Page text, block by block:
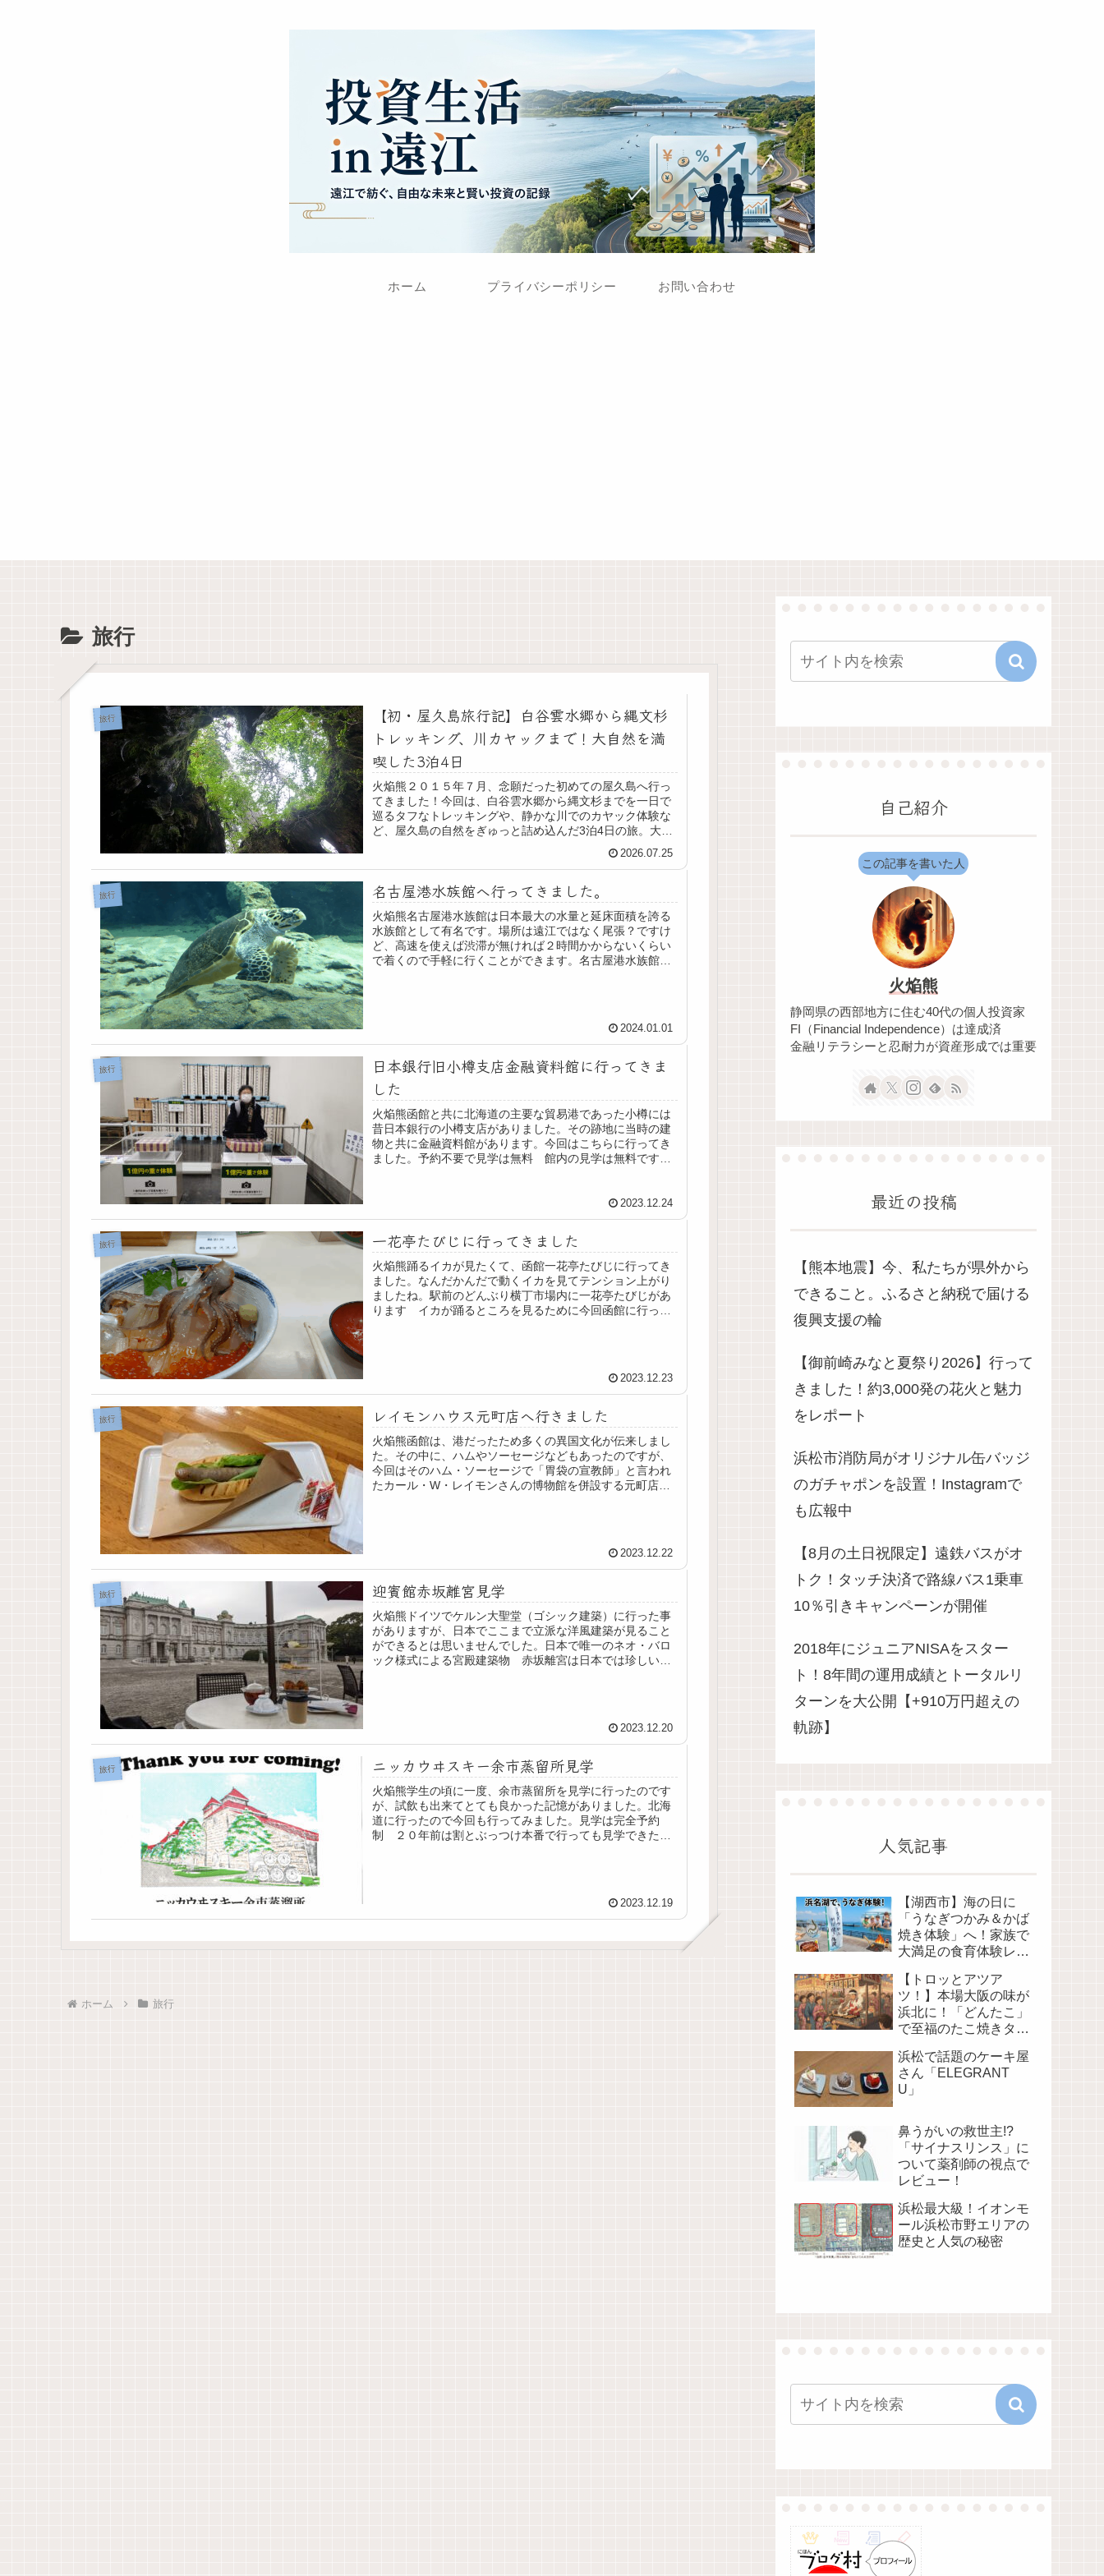
ホーム プライバシーポリシー お問い合わせ
旅行
旅行
【初・屋久島旅行記】白谷雲水郷から縄文杉
トレッキング、川カヤックまで！大自然を満
喫した3泊4日
火焔熊２０１５年７月、念願だった初めての屋久島へ行っ
てきました！今回は、白谷雲水郷から縄文杉までを一日で
巡るタフなトレッキングや、静かな川でのカヤック体験な
ど、屋久島の自然をぎゅっと詰め込んだ3泊4日の旅。大ま
2026.07.25
旅行 名古屋港水族館へ行ってきました。
火焔熊名古屋港水族館は日本最大の水量と延床面積を誇る
水族館として有名です。場所は遠江ではなく尾張？ですけ
ど、高速を使えば渋滞が無ければ２時間かからないくらい
で着くので手軽に行くことができます。名古屋港水族館は
2024.01.01
旅行
日本銀行旧小樽支店金融資料館に行ってきま
した
火焔熊函館と共に北海道の主要な貿易港であった小樽には
昔日本銀行の小樽支店がありました。その跡地に当時の建
物と共に金融資料館があります。今回はこちらに行ってき
ました。予約不要で見学は無料 館内の見学は無料です。
2023.12.24
旅行 一花亭たびじに行ってきました
火焔熊踊るイカが見たくて、函館一花亭たびじに行ってき
ました。なんだかんだで動くイカを見てテンション上がり
ましたね。駅前のどんぶり横丁市場内に一花亭たびじがあ
ります イカが踊るところを見るために今回函館に行った
2023.12.23
旅行 レイモンハウス元町店へ行きました
火焔熊函館は、港だったため多くの異国文化が伝来しまし
た。その中に、ハムやソーセージなどもあったのですが、
今回はそのハム・ソーセージで「胃袋の宣教師」と言われ
たカール・W・レイモンさんの博物館を併設する元町店に
2023.12.22
旅行 迎賓館赤坂離宮見学
火焔熊ドイツでケルン大聖堂（ゴシック建築）に行った事
がありますが、日本でここまで立派な洋風建築が見ること
ができるとは思いませんでした。日本で唯一のネオ・バロ
ック様式による宮殿建築物 赤坂離宮は日本では珍しい洋
2023.12.20
旅行 ニッカウヰスキー余市蒸留所見学
火焔熊学生の頃に一度、余市蒸留所を見学に行ったのです
が、試飲も出来てとても良かった記憶がありました。北海
道に行ったので今回も行ってみました。見学は完全予約
制 ２０年前は割とぶっつけ本番で行っても見学できたと
2023.12.19
ホーム 旅行
自己紹介
この記事を書いた人
火焔熊
静岡県の西部地方に住む40代の個人投資家
FI（Financial Independence）は達成済
金融リテラシーと忍耐力が資産形成では重要
最近の投稿
【熊本地震】今、私たちが県外から
できること。ふるさと納税で届ける
復興支援の輪
【御前崎みなと夏祭り2026】行って
きました！約3,000発の花火と魅力
をレポート
浜松市消防局がオリジナル缶バッジ
のガチャポンを設置！Instagramで
も広報中
【8月の土日祝限定】遠鉄バスがオ
トク！タッチ決済で路線バス1乗車
10％引きキャンペーンが開催
2018年にジュニアNISAをスター
ト！8年間の運用成績とトータルリ
ターンを大公開【+910万円超えの
軌跡】
人気記事
【湖西市】海の日に
「うなぎつかみ＆かば
焼き体験」へ！家族で
大満足の食育体験レポ
【トロッとアツア
ツ！】本場大阪の味が
浜北に！「どんたこ」
で至福のたこ焼きタイ
浜松で話題のケーキ屋
さん「ELEGRANT
U」
鼻うがいの救世主!?
「サイナスリンス」に
ついて薬剤師の視点で
レビュー！
浜松最大級！イオンモ
ール浜松市野エリアの
歴史と人気の秘密